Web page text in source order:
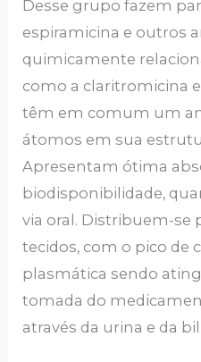
Desse grupo fazem
espiramicina e outros
quimicamente
como a claritromicina
têm em comum um
átomos em sua
Apresentam ótima
biodisponibilidade,
via oral. Distribuem-se
tecidos, com o pico de
plasmática sendo
tomada do
através da urina e da